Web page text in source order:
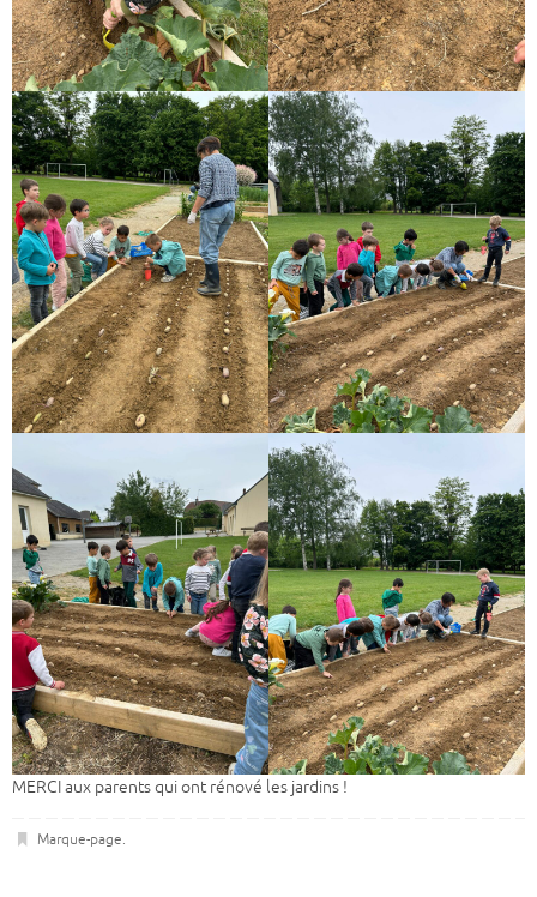
MERCI aux parents qui ont rénové les jardins !
Marque-page.